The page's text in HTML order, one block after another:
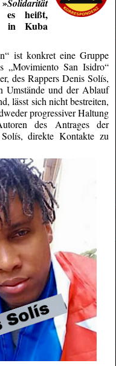
Solidarität
heißt,
in Kuba
ist konkret eine Gruppe
„Movimiento San Isidro“
des Rappers Denis Solís,
Umstände und der Ablauf
lässt sich nicht bestreiten,
progressiver Haltung
des Antrages der
direkte Kontakte zu